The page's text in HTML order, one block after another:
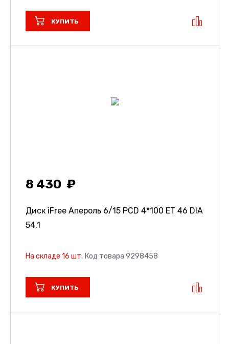
КУПИТЬ
8 430
Диск iFree Апероль 6/15 PCD 4*100 ET 46 DIA
54.1
На складе 16 шт. Код товара 9298458
КУПИТЬ